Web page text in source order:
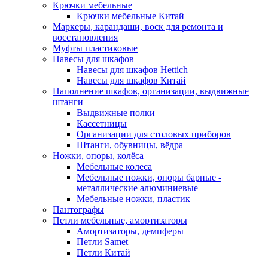
Крючки мебельные
Крючки мебельные Китай
Маркеры, карандаши, воск для ремонта и
восстановления
Муфты пластиковые
Навесы для шкафов
Навесы для шкафов Hettich
Навесы для шкафов Китай
Наполнение шкафов, организации, выдвижные
штанги
Выдвижные полки
Кассетницы
Организации для столовых приборов
Штанги, обувницы, вёдра
Ножки, опоры, колёса
Мебельные колеса
Мебельные ножки, опоры барные -
металлические алюминиевые
Мебельные ножки, пластик
Пантографы
Петли мебельные, амортизаторы
Амортизаторы, демпферы
Петли Samet
Петли Китай